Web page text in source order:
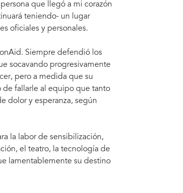
que llegó a mi corazón
teniendo- un lugar
oficiales y personales.
Siempre defendió los
socavando progresivamente
pero a medida que su
de fallarle al equipo que tanto
dolor y esperanza, según
la labor de sensibilización,
el teatro, la tecnología de
lamentablemente su destino